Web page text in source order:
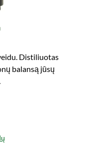
Distiliuotas
balansą jūsų